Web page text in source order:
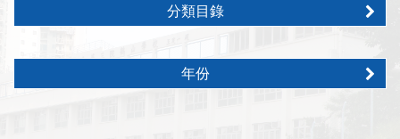
分類目錄
年份